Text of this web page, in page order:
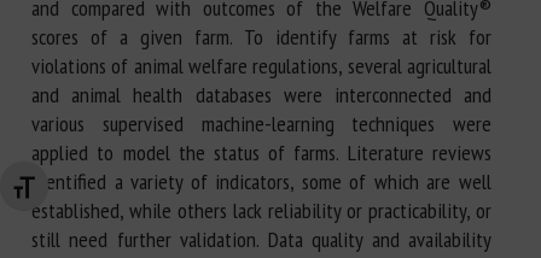
Changer la taille de la police
and compared with outcomes of the Welfare Quality®
scores of a given farm. To identify farms at risk for
violations of animal welfare regulations, several agricultural
and animal health databases were interconnected and
various supervised machine-learning techniques were
applied to model the status of farms. Literature reviews
identified a variety of indicators, some of which are well
established, while others lack reliability or practicability, or
still need further validation. Data quality and availability